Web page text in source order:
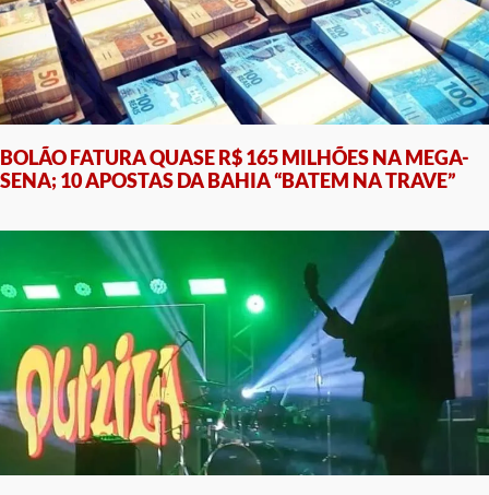
BOLÃO FATURA QUASE R$ 165 MILHÕES NA MEGA-
SENA; 10 APOSTAS DA BAHIA “BATEM NA TRAVE”